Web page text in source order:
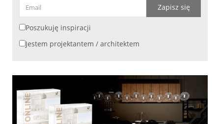
Zapisz się
Poszukuję inspiracji
Jestem projektantem / architektem